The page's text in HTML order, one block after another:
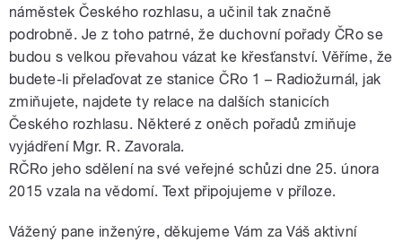
náměstek Českého rozhlasu, a učinil tak značně
podrobně. Je z toho patrné, že duchovní pořady ČRo se
budou s velkou převahou vázat ke křesťanství. Věříme, že
budete-li přelaďovat ze stanice ČRo 1 – Radiožurnál, jak
zmiňujete, najdete ty relace na dalších stanicích
Českého rozhlasu. Některé z oněch pořadů zmiňuje
vyjádření Mgr. R. Zavorala.
RČRo jeho sdělení na své veřejné schůzi dne 25. února
2015 vzala na vědomí. Text připojujeme v příloze.
Vážený pane inženýre, děkujeme Vám za Váš aktivní